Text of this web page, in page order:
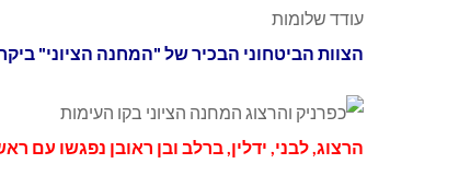
עודד שלומות
הצוות הביטחוני הבכיר של "המחנה הציוני"
הרצוג, לבני, ידלין, ברלב ובן ראובן נפגשו עם